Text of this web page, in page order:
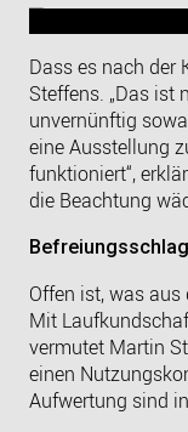
Dass es nach der
Steffens. „Das ist
unvernünftig
eine Ausstellung
funktioniert“,
die Beachtung
Offen ist, was
Mit
vermutet Martin
einen
Aufwertung sind